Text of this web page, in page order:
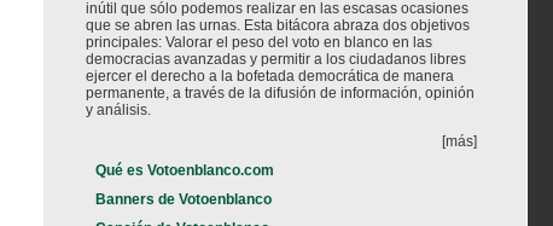
inútil que sólo podemos realizar en las escasas ocasiones
que se abren las urnas. Esta bitácora abraza dos objetivos
principales: Valorar el peso del voto en blanco en las
democracias avanzadas y permitir a los ciudadanos libres
ejercer el derecho a la bofetada democrática de manera
permanente, a través de la difusión de información, opinión
y análisis.
[más]
Qué es Votoenblanco.com
Banners de Votoenblanco